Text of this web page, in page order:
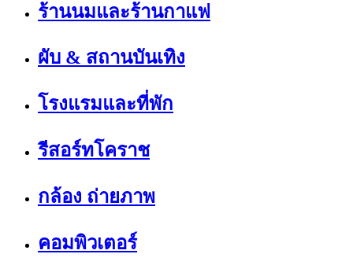
ร้านนมและร้านกาแฟ
ผับ & สถานบันเทิง
โรงแรมและที่พัก
รีสอร์ทโคราช
กล้อง ถ่ายภาพ
คอมพิวเตอร์